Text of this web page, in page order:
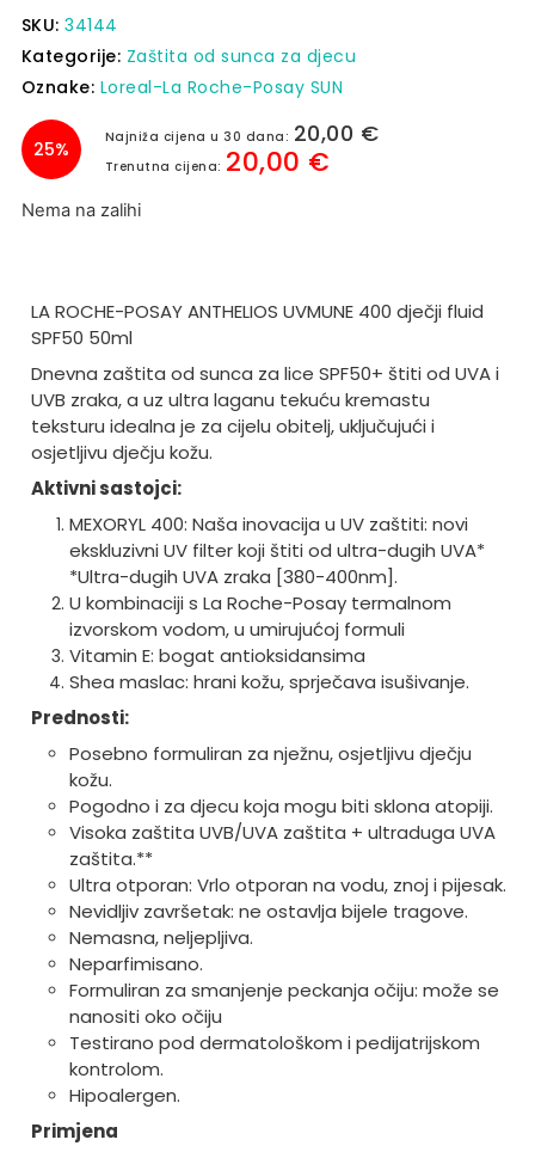
SKU:34144
Kategorije: Zaštita od sunca za djecu
Oznake: Loreal-La Roche-Posay SUN
25%
Najniža cijena u 30 dana: 20,00 €
Trenutna cijena: 20,00 €
Nema na zalihi
LA ROCHE-POSAY ANTHELIOS UVMUNE 400 dječji fluid
SPF50 50ml
Dnevna zaštita od sunca za lice SPF50+ štiti od UVA i
UVB zraka, a uz ultra laganu tekuću kremastu
teksturu idealna je za cijelu obitelj, uključujući i
osjetljivu dječju kožu.
Aktivni sastojci:
MEXORYL 400: Naša inovacija u UV zaštiti: novi
ekskluzivni UV filter koji štiti od ultra-dugih UVA*
*Ultra-dugih UVA zraka [380-400nm].
U kombinaciji s La Roche-Posay termalnom
izvorskom vodom, u umirujućoj formuli
Vitamin E: bogat antioksidansima
Shea maslac: hrani kožu, sprječava isušivanje.
Prednosti:
Posebno formuliran za nježnu, osjetljivu dječju
kožu.
Pogodno i za djecu koja mogu biti sklona atopiji.
Visoka zaštita UVB/UVA zaštita + ultraduga UVA
zaštita.**
Ultra otporan: Vrlo otporan na vodu, znoj i pijesak.
Nevidljiv završetak: ne ostavlja bijele tragove.
Nemasna, neljepljiva.
Neparfimisano.
Formuliran za smanjenje peckanja očiju: može se
nanositi oko očiju
Testirano pod dermatološkom i pedijatrijskom
kontrolom.
Hipoalergen.
Primjena